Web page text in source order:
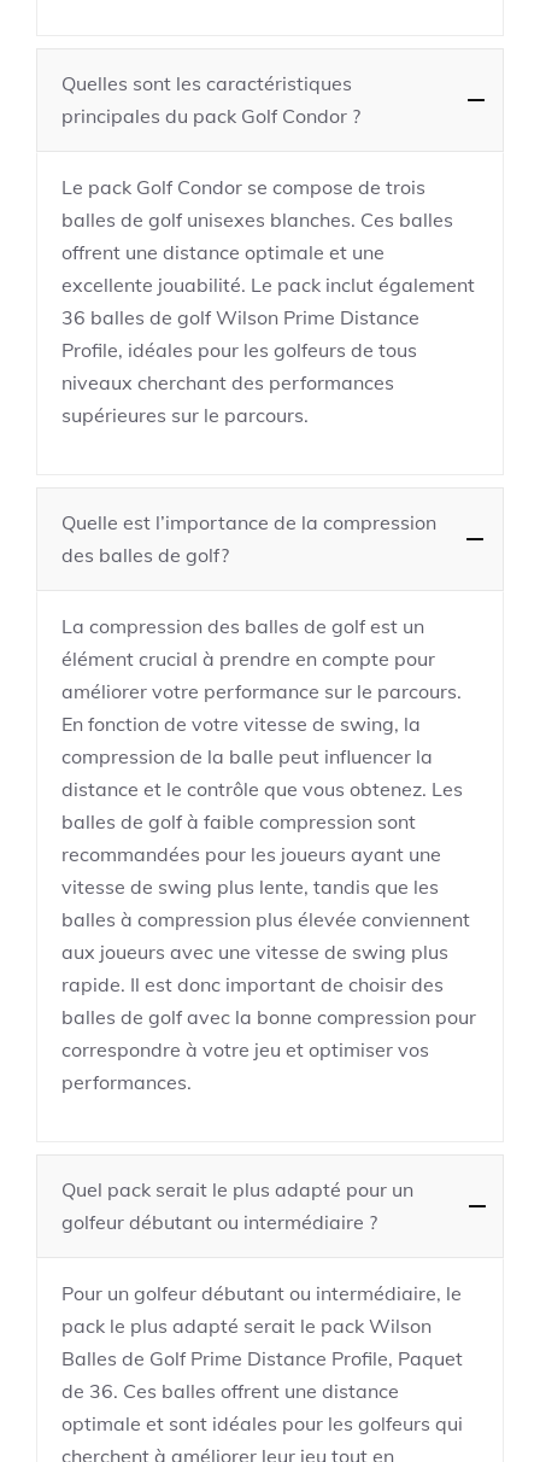
Quelles sont les caractéristiques
principales du pack Golf Condor ?
Le pack Golf Condor se compose de trois
balles de golf unisexes blanches. Ces balles
offrent une distance optimale et une
excellente jouabilité. Le pack inclut également
36 balles de golf Wilson Prime Distance
Profile, idéales pour les golfeurs de tous
niveaux cherchant des performances
supérieures sur le parcours.
Quelle est l’importance de la compression
des balles de golf?
La compression des balles de golf est un
élément crucial à prendre en compte pour
améliorer votre performance sur le parcours.
En fonction de votre vitesse de swing, la
compression de la balle peut influencer la
distance et le contrôle que vous obtenez. Les
balles de golf à faible compression sont
recommandées pour les joueurs ayant une
vitesse de swing plus lente, tandis que les
balles à compression plus élevée conviennent
aux joueurs avec une vitesse de swing plus
rapide. Il est donc important de choisir des
balles de golf avec la bonne compression pour
correspondre à votre jeu et optimiser vos
performances.
Quel pack serait le plus adapté pour un
golfeur débutant ou intermédiaire ?
Pour un golfeur débutant ou intermédiaire, le
pack le plus adapté serait le pack Wilson
Balles de Golf Prime Distance Profile, Paquet
de 36. Ces balles offrent une distance
optimale et sont idéales pour les golfeurs qui
cherchent à améliorer leur jeu tout en